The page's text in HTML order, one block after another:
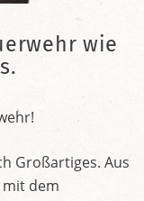
wie
Großartiges. Aus
mit dem